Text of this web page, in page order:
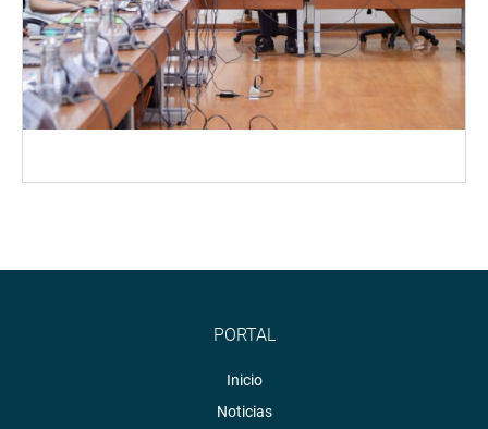
PORTAL
Inicio
Noticias